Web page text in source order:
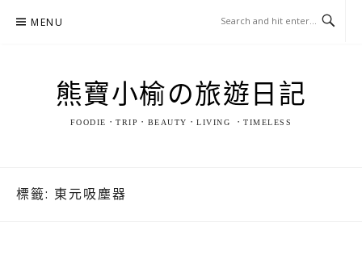
MENU
熊寶小榆の旅遊日記
FOODIE．TRIP．BEAUTY．LIVING ．TIMELESS
標籤: 東元吸塵器